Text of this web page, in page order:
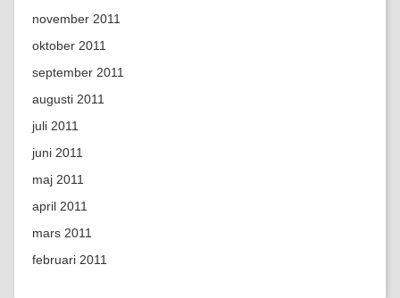
november 2011
oktober 2011
september 2011
augusti 2011
juli 2011
juni 2011
maj 2011
april 2011
mars 2011
februari 2011